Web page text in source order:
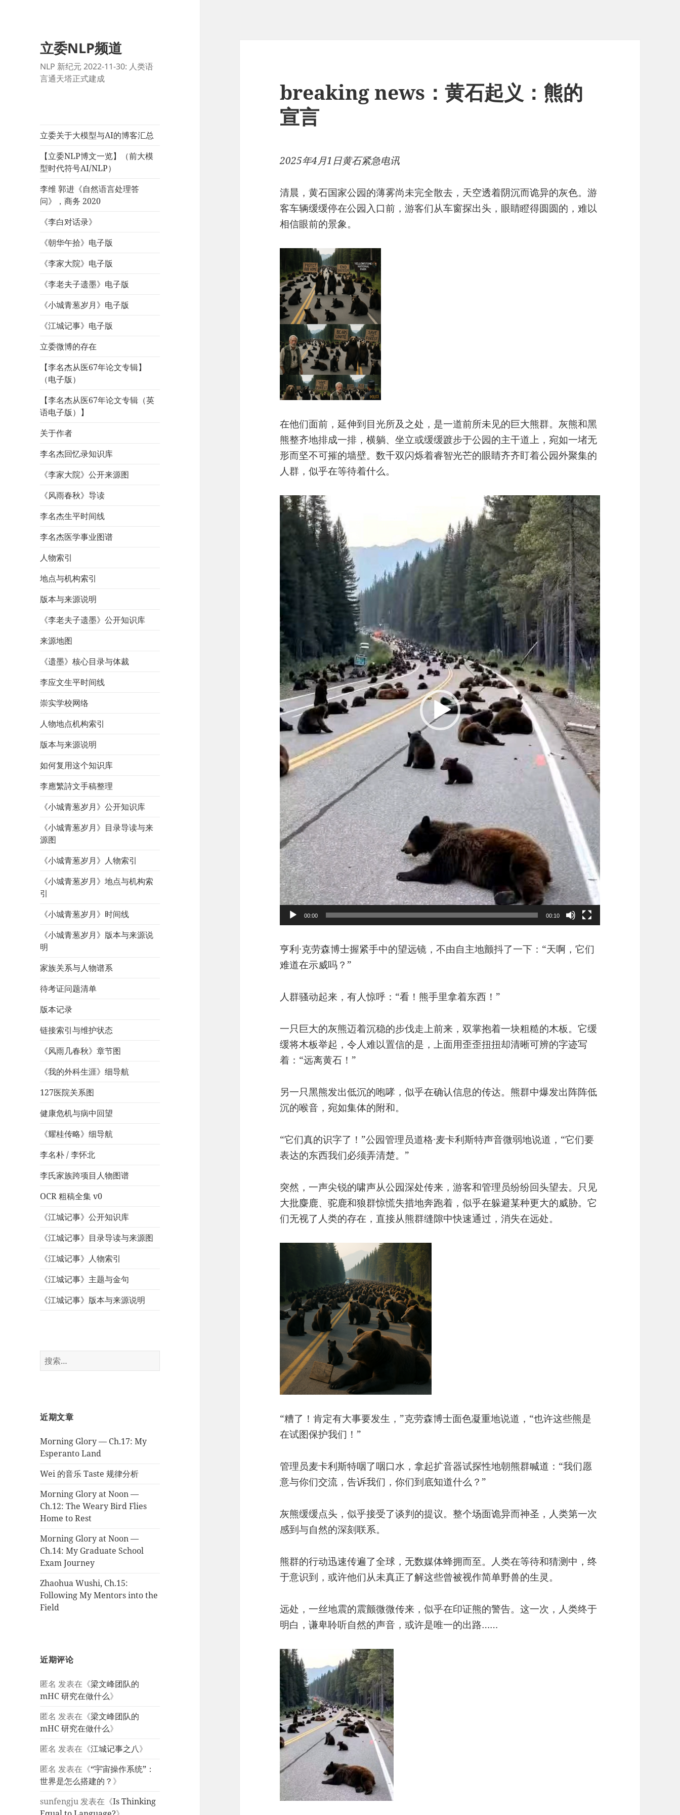
立委NLP频道
NLP 新纪元 2022-11-30: 人类语
言通天塔正式建成
立委关于大模型与AI的博客汇总
【立委NLP博文一览】（前大模
型时代符号AI/NLP）
李维 郭进《自然语言处理答
问》，商务 2020
《李白对话录》
《朝华午拾》电子版
《李家大院》电子版
《李老夫子遗墨》电子版
《小城青葱岁月》电子版
《江城记事》电子版
立委微博的存在
【李名杰从医67年论文专辑】
（电子版）
【李名杰从医67年论文专辑（英
语电子版）】
关于作者
李名杰回忆录知识库
《李家大院》公开来源图
《风雨春秋》导读
李名杰生平时间线
李名杰医学事业图谱
人物索引
地点与机构索引
版本与来源说明
《李老夫子遗墨》公开知识库
来源地图
《遗墨》核心目录与体裁
李应文生平时间线
崇实学校网络
人物地点机构索引
版本与来源说明
如何复用这个知识库
李應繁詩文手稿整理
《小城青葱岁月》公开知识库
《小城青葱岁月》目录导读与来
源图
《小城青葱岁月》人物索引
《小城青葱岁月》地点与机构索
引
《小城青葱岁月》时间线
《小城青葱岁月》版本与来源说
明
家族关系与人物谱系
待考证问题清单
版本记录
链接索引与维护状态
《风雨几春秋》章节图
《我的外科生涯》细导航
127医院关系图
健康危机与病中回望
《耀桂传略》细导航
李名朴 / 李怀北
李氏家族跨项目人物图谱
OCR 粗稿全集 v0
《江城记事》公开知识库
《江城记事》目录导读与来源图
《江城记事》人物索引
《江城记事》主题与金句
《江城记事》版本与来源说明
搜
索：
近期文章
Morning Glory — Ch.17: My
Esperanto Land
Wei 的音乐 Taste 规律分析
Morning Glory at Noon —
Ch.12: The Weary Bird Flies
Home to Rest
Morning Glory at Noon —
Ch.14: My Graduate School
Exam Journey
Zhaohua Wushi, Ch.15:
Following My Mentors into the
Field
近期评论
匿名 发表在《梁文峰团队的
mHC 研究在做什么》
匿名 发表在《梁文峰团队的
mHC 研究在做什么》
匿名 发表在《江城记事之八》
匿名 发表在《“宇宙操作系统”：
世界是怎么搭建的？ 》
sunfengju发表在《Is Thinking
breaking news：黄石起义：熊的
宣言
2025年4月1日黄石紧急电讯
清晨，黄石国家公园的薄雾尚未完全散去，天空透着阴沉而诡异的灰色。游
客车辆缓缓停在公园入口前，游客们从车窗探出头，眼睛瞪得圆圆的，难以
相信眼前的景象。
在他们面前，延伸到目光所及之处，是一道前所未见的巨大熊群。灰熊和黑
熊整齐地排成一排，横躺、坐立或缓缓踱步于公园的主干道上，宛如一堵无
形而坚不可摧的墙壁。数千双闪烁着睿智光芒的眼睛齐齐盯着公园外聚集的
人群，似乎在等待着什么。
视
频
00:00 00:10
亨利·克劳森博士握紧手中的望远镜，不由自主地颤抖了一下：“天啊，它们
难道在示威吗？”
人群骚动起来，有人惊呼：“看！熊手里拿着东西！”
一只巨大的灰熊迈着沉稳的步伐走上前来，双掌抱着一块粗糙的木板。它缓
缓将木板举起，令人难以置信的是，上面用歪歪扭扭却清晰可辨的字迹写
着：“远离黄石！”
另一只黑熊发出低沉的咆哮，似乎在确认信息的传达。熊群中爆发出阵阵低
沉的喉音，宛如集体的附和。
“它们真的识字了！”公园管理员道格·麦卡利斯特声音微弱地说道，“它们要
表达的东西我们必须弄清楚。”
突然，一声尖锐的啸声从公园深处传来，游客和管理员纷纷回头望去。只见
大批麋鹿、驼鹿和狼群惊慌失措地奔跑着，似乎在躲避某种更大的威胁。它
们无视了人类的存在，直接从熊群缝隙中快速通过，消失在远处。
“糟了！肯定有大事要发生，”克劳森博士面色凝重地说道，“也许这些熊是
在试图保护我们！”
管理员麦卡利斯特咽了咽口水，拿起扩音器试探性地朝熊群喊道：“我们愿
意与你们交流，告诉我们，你们到底知道什么？”
灰熊缓缓点头，似乎接受了谈判的提议。整个场面诡异而神圣，人类第一次
感到与自然的深刻联系。
熊群的行动迅速传遍了全球，无数媒体蜂拥而至。人类在等待和猜测中，终
于意识到，或许他们从未真正了解这些曾被视作简单野兽的生灵。
远处，一丝地震的震颤微微传来，似乎在印证熊的警告。这一次，人类终于
明白，谦卑聆听自然的声音，或许是唯一的出路……